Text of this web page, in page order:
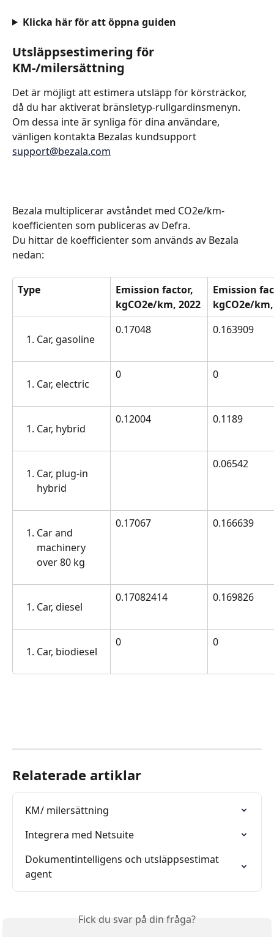
Klicka här för att öppna guiden
Utsläppsestimering för
KM-/milersättning
Det är möjligt att estimera utsläpp för körsträckor,
då du har aktiverat bränsletyp-rullgardinsmenyn.
Om dessa inte är synliga för dina användare,
vänligen kontakta Bezalas kundsupport
support@bezala.com
Bezala multiplicerar avståndet med CO2e/km-
koefficienten som publiceras av Defra.
Du hittar de koefficienter som används av Bezala
nedan:
Type
Emission factor,
kgCO2e/km, 2022
Emission
kgCO2e/
Car, gasoline
0.17048 0.163909
Car, electric
0 0
Car, hybrid
0.12004 0.1189
Car, plug-in
hybrid
0.06542
Car and
machinery
over 80 kg
0.17067 0.166639
Car, diesel
0.17082414 0.169826
Car, biodiesel
0 0
Relaterade artiklar
KM/ milersättning
Integrera med Netsuite
Dokumentintelligens och utsläppsestimat
agent
Fick du svar på din fråga?